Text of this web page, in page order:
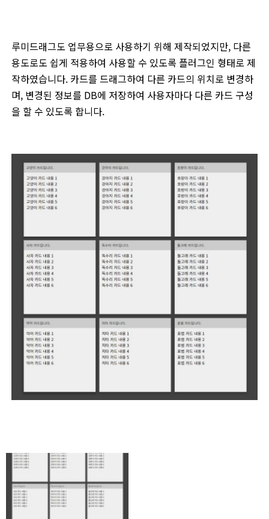
루미드래그도 업무용으로 사용하기 위해 제작되었지만, 다른
용도로도 쉽게 적용하여 사용할 수 있도록 플러그인 형태로 제
작하였습니다. 카드를 드래그하여 다른 카드의 위치로 변경하
며, 변경된 정보를 DB에 저장하여 사용자마다 다른 카드 구성
을 할 수 있도록 합니다.